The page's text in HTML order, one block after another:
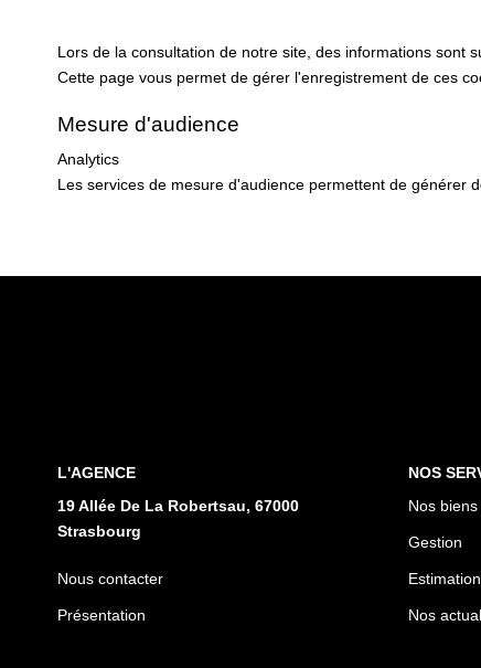
Lors de la consultation de notre site, des informations sont
Cette page vous permet de gérer l'enregistrement de ces
Mesure d'audience
Analytics
Les services de mesure d'audience permettent de générer
L'AGENCE
19 Allée De La Robertsau, 67000
Strasbourg
Nous contacter
Présentation
NOS
Nos
Gestion
Estimation
Nos